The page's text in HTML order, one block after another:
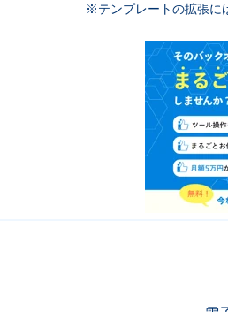
※テンプレートの拡張に